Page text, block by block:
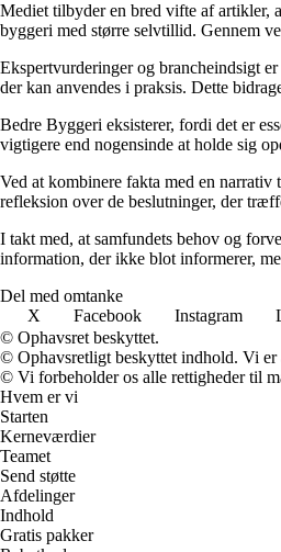
Mediet tilbyder en bred vifte af artikler,
byggeri med større selvtillid. Gennem
Ekspertvurderinger og brancheindsigt
der kan anvendes i praksis. Dette
Bedre Byggeri eksisterer, fordi det er
vigtigere end nogensinde at holde sig
Ved at kombinere fakta med en
refleksion over de beslutninger, der
I takt med, at samfundets behov og
information, der ikke blot informerer,
Del med omtanke
X
Facebook Instagram
© Ophavsret beskyttet.
© Ophavsretligt beskyttet indhold. Vi er
© Vi forbeholder os alle rettigheder til
Hvem er vi
Starten
Kerneværdier
Teamet
Send støtte
Afdelinger
Indhold
Gratis pakker